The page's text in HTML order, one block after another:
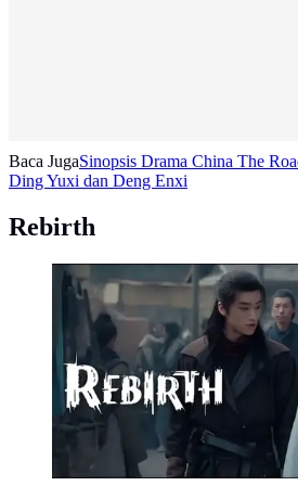
Baca JugaSinopsis Drama China The
Ding Yuxi dan Deng Enxi
Rebirth
Drama China Rebirth (Dok. Vidio)